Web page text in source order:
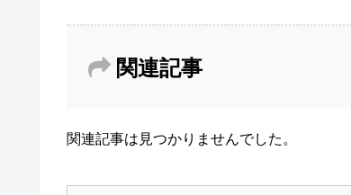
関連記事
関連記事は見つかりませんでした。